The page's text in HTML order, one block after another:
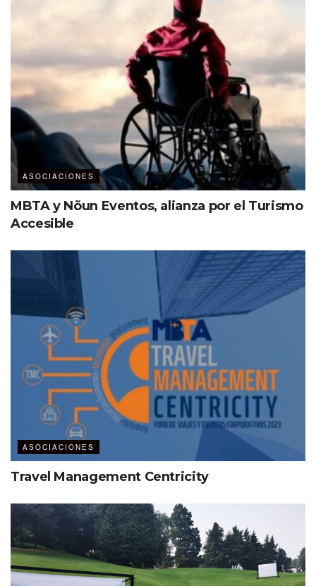
ASOCIACIONES
MBTA y Nõun Eventos, alianza por el Turismo
Accesible
ASOCIACIONES
Travel Management Centricity